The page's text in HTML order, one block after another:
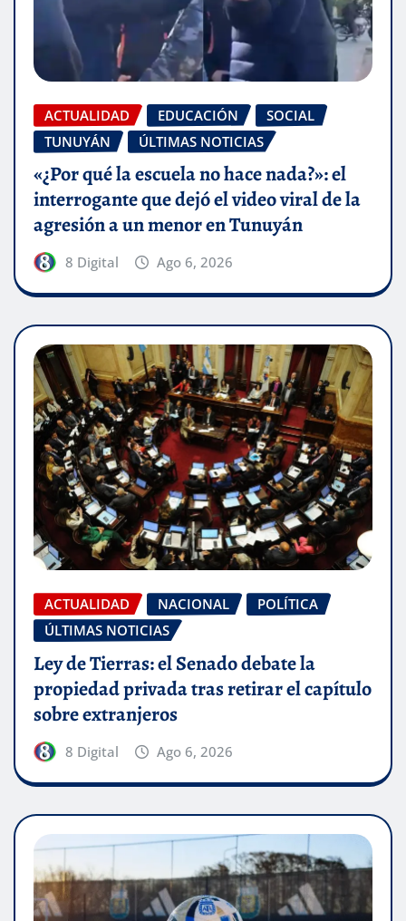
ACTUALIDAD EDUCACIÓN
SOCIAL
TUNUYÁN
ÚLTIMAS NOTICIAS
«¿Por qué la escuela no hace nada?»: el
interrogante que dejó el video viral de la
agresión a un menor en Tunuyán
8 Digital Ago 6, 2026
ACTUALIDAD NACIONAL
POLÍTICA
ÚLTIMAS NOTICIAS
Ley de Tierras: el Senado debate la
propiedad privada tras retirar el capítulo
sobre extranjeros
8 Digital Ago 6, 2026